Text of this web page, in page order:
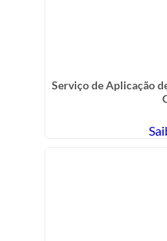
Serviço de Aplicação